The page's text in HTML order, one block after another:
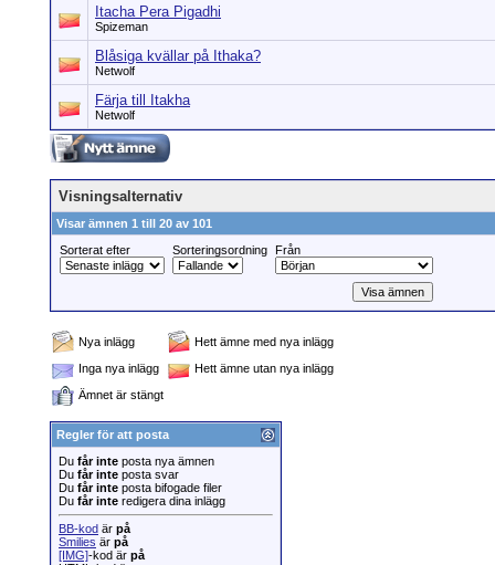
Itacha Pera Pigadhi
Spizeman
Blåsiga kvällar på Ithaka?
Netwolf
Färja till Itakha
Netwolf
Visningsalternativ
Visar ämnen 1 till 20 av 101
Sorterat efter
Sorteringsordning Från
Nya inlägg
Hett ämne med nya inlägg
Inga nya inlägg
Hett ämne utan nya inlägg
Ämnet är stängt
Regler för att posta
Du får inte posta nya ämnen
Du får inte posta svar
Du får inte posta bifogade filer
Du får inte redigera dina inlägg
BB-kod är på
Smilies är på
[IMG]-kod är på